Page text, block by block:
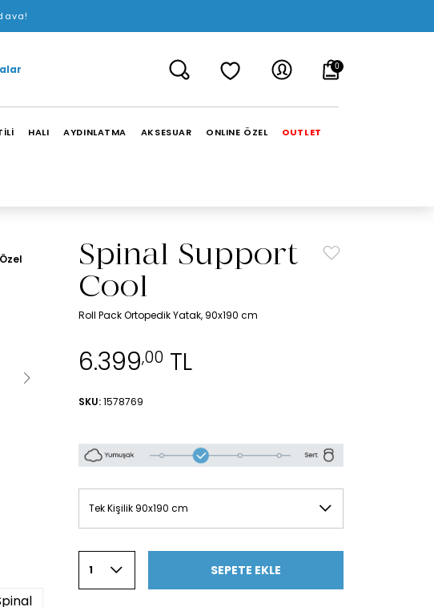
0
HALI AYDINLATMA AKSESUAR ONLINE ÖZEL OUTLET
Spinal Support
Cool
Roll Pack Ortopedik Yatak, 90x190 cm
6.399,00TL
SKU: 1578769
Tek Kişilik 90x190 cm
1 SEPETE EKLE